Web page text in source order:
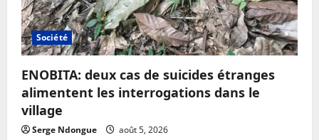
Société
ENOBITA: deux cas de suicides étranges
alimentent les interrogations dans le
village
Serge Ndongue août 5, 2026